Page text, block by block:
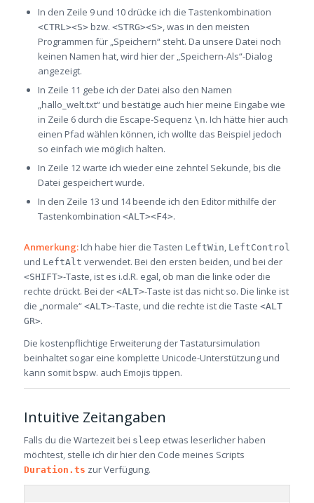
In den Zeile 9 und 10 drücke ich die Tastenkombination
<CTRL><S>bzw. <STRG><S>, was in den meisten
Programmen für „Speichern“ steht. Da unsere Datei noch
keinen Namen hat, wird hier der „Speichern-Als“-Dialog
angezeigt.
In Zeile 11 gebe ich der Datei also den Namen
„hallo_welt.txt“ und bestätige auch hier meine Eingabe wie
in Zeile 6 durch die Escape-Sequenz \n. Ich hätte hier auch
einen Pfad wählen können, ich wollte das Beispiel jedoch
so einfach wie möglich halten.
In Zeile 12 warte ich wieder eine zehntel Sekunde, bis die
Datei gespeichert wurde.
In den Zeile 13 und 14 beende ich den Editor mithilfe der
Tastenkombination <ALT><F4>.
Anmerkung:Ich habe hier die Tasten LeftWin LeftControl
und LeftAlt verwendet. Bei den ersten beiden, und bei der
<SHIFT>-Taste, ist es i.d.R. egal, ob man die linke oder die
rechte drückt. Bei der <ALT>-Taste ist das nicht so. Die linke ist
die „normale“ <ALT>-Taste, und die rechte ist die Taste <ALT
GR>.
Die kostenpflichtige Erweiterung der Tastatursimulation
beinhaltet sogar eine komplette Unicode-Unterstützung und
kann somit bspw. auch Emojis tippen.
Intuitive Zeitangaben
Falls du die Wartezeit bei sleep etwas leserlicher haben
möchtest, stelle ich dir hier den Code meines Scripts
Duration.ts zur Verfügung.